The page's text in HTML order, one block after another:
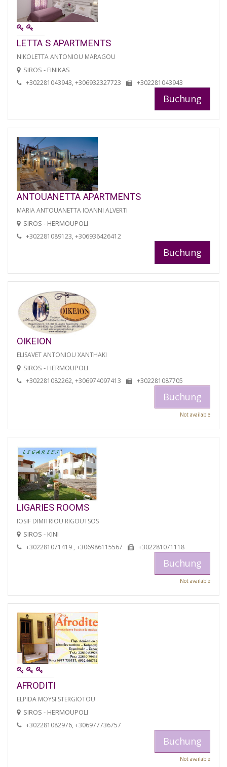
LETTA S APARTMENTS
NIKOLETTA ANTONIOU MARAGOU
SIROS - FINIKAS
+302281043943, +306932327723 +302281043943
Buchung
ANTOUANETTA APARTMENTS
MARIA ANTOUANETTA IOANNI ALVERTI
SIROS - HERMOUPOLI
+302281089123, +306936426412
Buchung
OIKEION
ELISAVET ANTONIOU XANTHAKI
SIROS - HERMOUPOLI
+302281082262, +306974097413 +302281087705
Buchung
Not available
LIGARIES ROOMS
IOSIF DIMITRIOU RIGOUTSOS
SIROS - KINI
+302281071419 , +306986115567 +302281071118
Buchung
Not available
AFRODITI
ELPIDA MOYSI STERGIOTOU
SIROS - HERMOUPOLI
+302281082976, +306977736757
Buchung
Not available